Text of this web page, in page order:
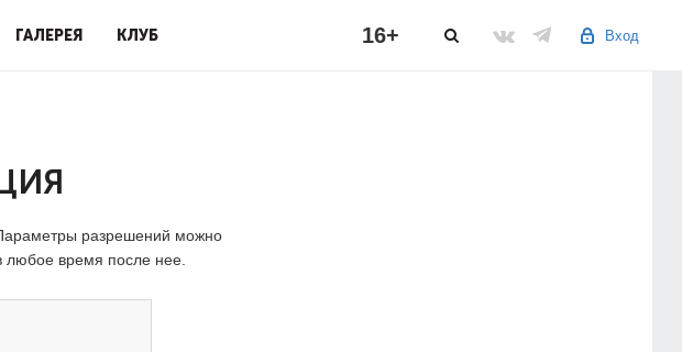
ГАЛЕРЕЯ КЛУБ Вход
16+
разрешений можно
любое время после нее.